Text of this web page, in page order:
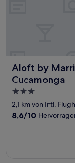
Aloft by
Cucamonga
Aloft by Marriott
3.0-
Sterne-
Unterkunft
2,1 km von Intl.
8.6
8,6/10